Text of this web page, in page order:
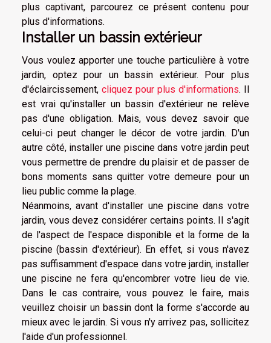
plus captivant, parcourez ce présent contenu pour
plus d'informations.
Installer un bassin extérieur
Vous voulez apporter une touche particulière à votre
jardin, optez pour un bassin extérieur. Pour plus
d'éclaircissement, cliquez pour plus d'informations. Il
est vrai qu'installer un bassin d'extérieur ne relève
pas d'une obligation. Mais, vous devez savoir que
celui-ci peut changer le décor de votre jardin. D'un
autre côté, installer une piscine dans votre jardin peut
vous permettre de prendre du plaisir et de passer de
bons moments sans quitter votre demeure pour un
lieu public comme la plage.
Néanmoins, avant d'installer une piscine dans votre
jardin, vous devez considérer certains points. Il s'agit
de l'aspect de l'espace disponible et la forme de la
piscine (bassin d'extérieur). En effet, si vous n'avez
pas suffisamment d'espace dans votre jardin, installer
une piscine ne fera qu'encombrer votre lieu de vie.
Dans le cas contraire, vous pouvez le faire, mais
veuillez choisir un bassin dont la forme s'accorde au
mieux avec le jardin. Si vous n'y arrivez pas, sollicitez
l'aide d'un professionnel.